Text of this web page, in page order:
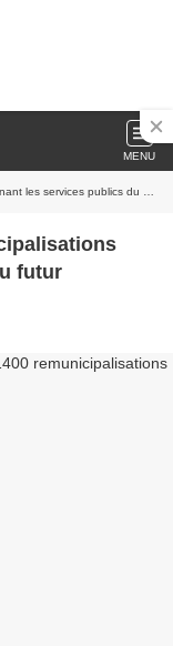
MENU
les services publics du futur
futur